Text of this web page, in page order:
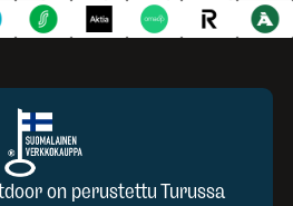
on perustettu Turussa